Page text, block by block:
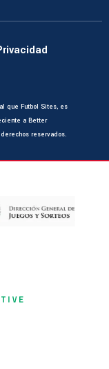
que Futbol Sites, es
a Better
reservados.